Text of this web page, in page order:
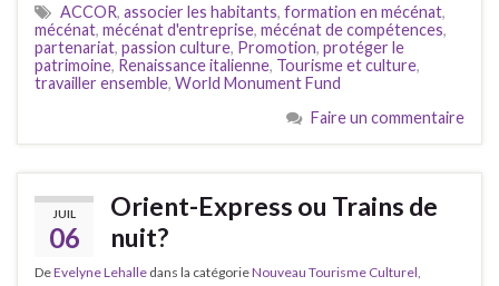
ACCOR, associer les habitants, formation en mécénat,
mécénat, mécénat d'entreprise, mécénat de compétences,
partenariat, passion culture, Promotion, protéger le
patrimoine, Renaissance italienne, Tourisme et culture,
travailler ensemble, World Monument Fund
Faire un commentaire
JUIL
06
Orient-Express ou Trains de
nuit?
DeEvelyne Lehalle dans la catégorieNouveau Tourisme Culturel,